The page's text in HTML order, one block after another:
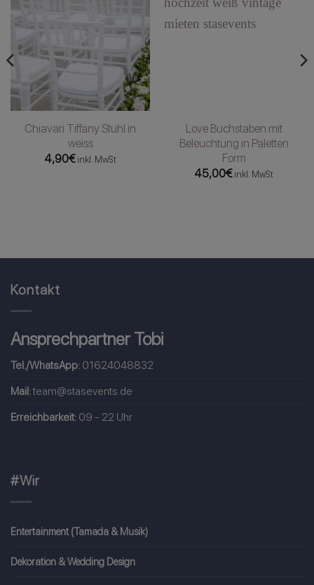
Chiavari Tiffany Stuhl in
weiss
4,90€ inkl. MwSt
Love Buchstaben mit
Beleuchtung in Paletten
Form
45,00€ inkl. MwSt
Kontakt
Ansprechpartner Tobi
Tel./WhatsApp: 01624048832
Mail:team@stasevents.de
Erreichbarkeit: 09 - 22 Uhr
#Wir
Entertainment (Tamada & Musik)
Dekoration & Wedding Design